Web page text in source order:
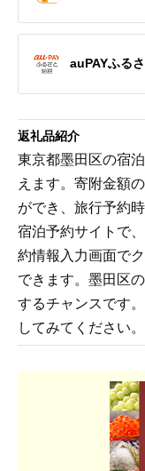
auPAYふる
返礼品紹介
東京都墨田区の宿
えます。寄附金額
ができ、旅行予約
宿泊予約サイトで
約情報入力画面で
できます。墨田区
するチャンスです
してみてください。